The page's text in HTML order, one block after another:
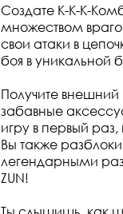
Создате К-К-К-
множеством
свои атаки в
боя в уникальной
Получите внешний
забавные
игру в первый
Вы также
легендарными
ZUN!